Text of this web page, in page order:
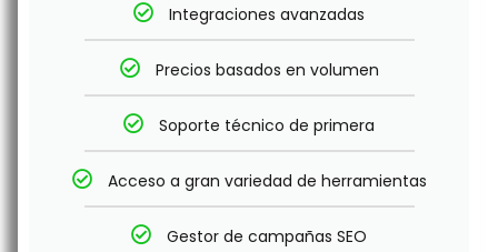
Integraciones avanzadas
Precios basados ​​en volumen
Soporte técnico de primera
Acceso a gran variedad de herramientas
Gestor de campañas SEO